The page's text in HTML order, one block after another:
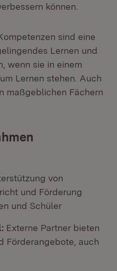
können.
sind eine
Lernen und
wenn sie in einem
Lernen stehen. Auch
maßgeblichen Fächern
von
und Förderung
und Schüler
Externe Partner bieten
Förderangebote, auch